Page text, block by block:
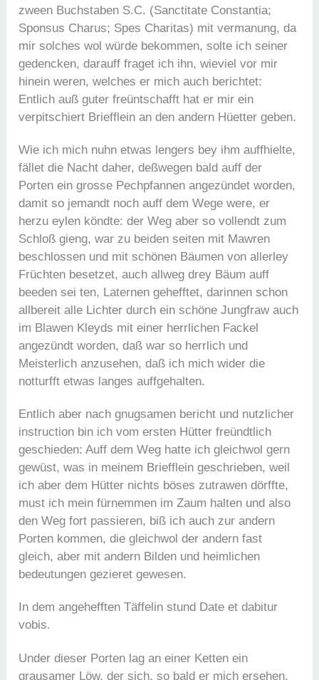
zween Buchstaben S.C. (Sanctitate Constantia;
Sponsus Charus; Spes Charitas) mit vermanung, da
mir solches wol würde bekommen, solte ich seiner
gedencken, darauff fraget ich ihn, wieviel vor mir
hinein weren, welches er mich auch berichtet:
Entlich auß guter freüntschafft hat er mir ein
verpitschiert Briefflein an den andern Hüetter geben.
Wie ich mich nuhn etwas lengers bey ihm auffhielte,
fället die Nacht daher, deßwegen bald auff der
Porten ein grosse Pechpfannen angezündet worden,
damit so jemandt noch auff dem Wege were, er
herzu eylen köndte: der Weg aber so vollendt zum
Schloß gieng, war zu beiden seiten mit Mawren
beschlossen und mit schönen Bäumen von allerley
Früchten besetzet, auch allweg drey Bäum auff
beeden sei ten, Laternen gehefftet, darinnen schon
allbereit alle Lichter durch ein schöne Jungfraw auch
im Blawen Kleyds mit einer herrlichen Fackel
angezündt worden, daß war so herrlich und
Meisterlich anzusehen, daß ich mich wider die
notturfft etwas langes auffgehalten.
Entlich aber nach gnugsamen bericht und nutzlicher
instruction bin ich vom ersten Hütter freündtlich
geschieden: Auff dem Weg hatte ich gleichwol gern
gewüst, was in meinem Briefflein geschrieben, weil
ich aber dem Hütter nichts böses zutrawen dörffte,
must ich mein fürnemmen im Zaum halten und also
den Weg fort passieren, biß ich auch zur andern
Porten kommen, die gleichwol der andern fast
gleich, aber mit andern Bilden und heimlichen
bedeutungen gezieret gewesen.
In dem angehefften Täffelin stund Date et dabitur
vobis.
Under dieser Porten lag an einer Ketten ein
grausamer Löw, der sich, so bald er mich ersehen,